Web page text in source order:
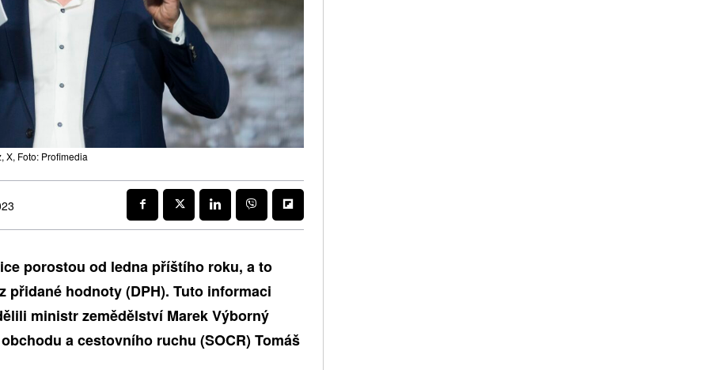
X, Foto: Profimedia
porostou od ledna příštího roku, a to
přidané hodnoty (DPH). Tuto informaci
ministr zemědělství Marek Výborný
a cestovního ruchu (SOCR) Tomáš